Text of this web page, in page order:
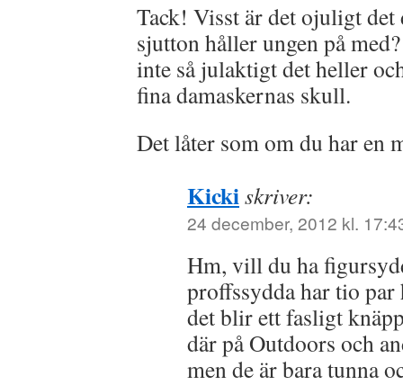
Tack! Visst är det ojuligt det
sjutton håller ungen på
inte så julaktigt det heller
fina damaskernas skull.
Det låter som om du har en
Kickiskriver:
24 december, 2012 kl.
Hm, vill du ha
proffssydda har tio
det blir ett fasligt
där på Outdoors och
men de är bara tunna